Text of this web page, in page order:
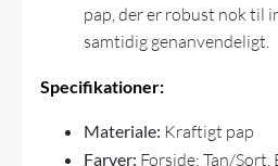
pap, der er robust nok til
samtidig genanvendeligt.
Specifikationer:
Materiale: Kraftigt pap
Farver: Forside: Tan/Sort,